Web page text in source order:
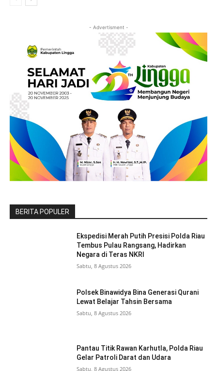
- Advertisment -
BERITA POPULER
Ekspedisi Merah Putih Presisi Polda Riau
Tembus Pulau Rangsang, Hadirkan
Negara di Teras NKRI
Sabtu, 8 Agustus 2026
Polsek Binawidya Bina Generasi Qurani
Lewat Belajar Tahsin Bersama
Sabtu, 8 Agustus 2026
Pantau Titik Rawan Karhutla, Polda Riau
Gelar Patroli Darat dan Udara
Sabtu, 8 Agustus 2026